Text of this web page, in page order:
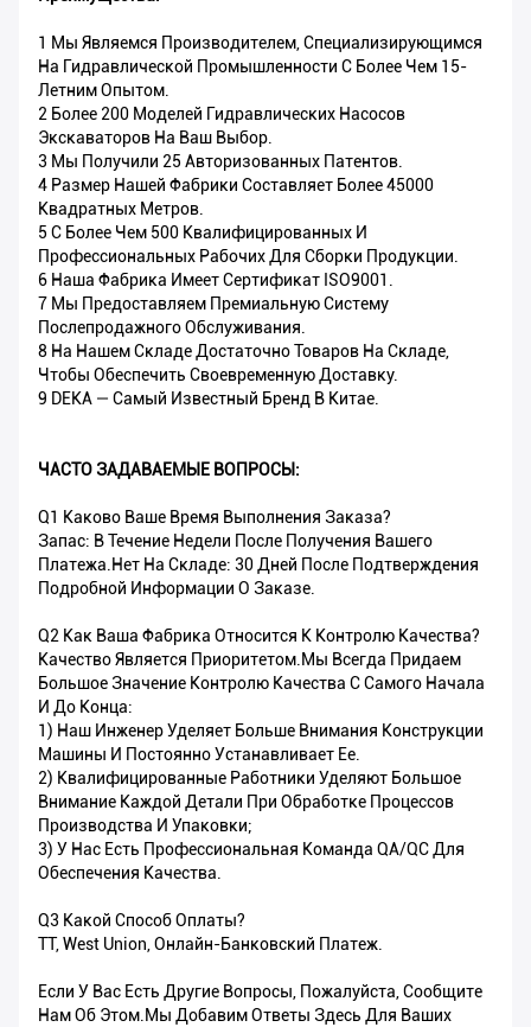
1 Мы Являемся Производителем, Специализирующимся
На Гидравлической Промышленности С Более Чем 15-
Летним Опытом.
2 Более 200 Моделей Гидравлических Насосов
Экскаваторов На Ваш Выбор.
3 Мы Получили 25 Авторизованных Патентов.
4 Размер Нашей Фабрики Составляет Более 45000
Квадратных Метров.
5 С Более Чем 500 Квалифицированных И
Профессиональных Рабочих Для Сборки Продукции.
6 Наша Фабрика Имеет Сертификат ISO9001.
7 Мы Предоставляем Премиальную Систему
Послепродажного Обслуживания.
8 На Нашем Складе Достаточно Товаров На Складе,
Чтобы Обеспечить Своевременную Доставку.
9 DEKA — Самый Известный Бренд В Китае.
ЧАСТО ЗАДАВАЕМЫЕ ВОПРОСЫ:
Q1 Каково Ваше Время Выполнения Заказа?
Запас: В Течение Недели После Получения Вашего
Платежа.Нет На Складе: 30 Дней После Подтверждения
Подробной Информации О Заказе.
Q2 Как Ваша Фабрика Относится К Контролю Качества?
Качество Является Приоритетом.Мы Всегда Придаем
Большое Значение Контролю Качества С Самого Начала
И До Конца:
1) Наш Инженер Уделяет Больше Внимания Конструкции
Машины И Постоянно Устанавливает Ее.
2) Квалифицированные Работники Уделяют Большое
Внимание Каждой Детали При Обработке Процессов
Производства И Упаковки;
3) У Нас Есть Профессиональная Команда QA/QC Для
Обеспечения Качества.
Q3 Какой Способ Оплаты?
TT, West Union, Онлайн-Банковский Платеж.
Если У Вас Есть Другие Вопросы, Пожалуйста, Сообщите
Нам Об Этом.Мы Добавим Ответы Здесь Для Ваших